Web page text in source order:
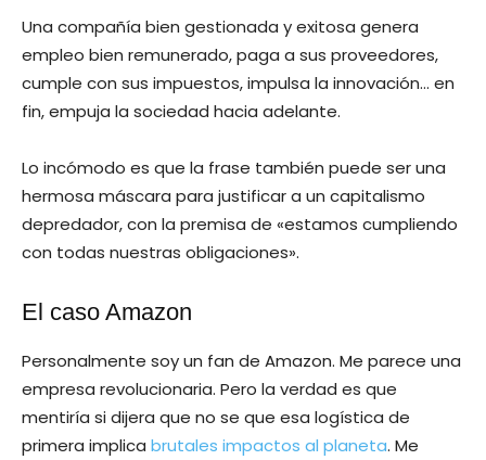
Una compañía bien gestionada y exitosa genera
empleo bien remunerado, paga a sus proveedores,
cumple con sus impuestos, impulsa la innovación… en
fin, empuja la sociedad hacia adelante.
Lo incómodo es que la frase también puede ser una
hermosa máscara para justificar a un capitalismo
depredador, con la premisa de «estamos cumpliendo
con todas nuestras obligaciones».
El caso Amazon
Personalmente soy un fan de Amazon. Me parece una
empresa revolucionaria. Pero la verdad es que
mentiría si dijera que no se que esa logística de
primera implica brutales impactos al planeta. Me